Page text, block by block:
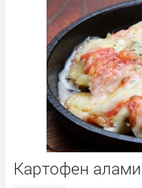
Картофен